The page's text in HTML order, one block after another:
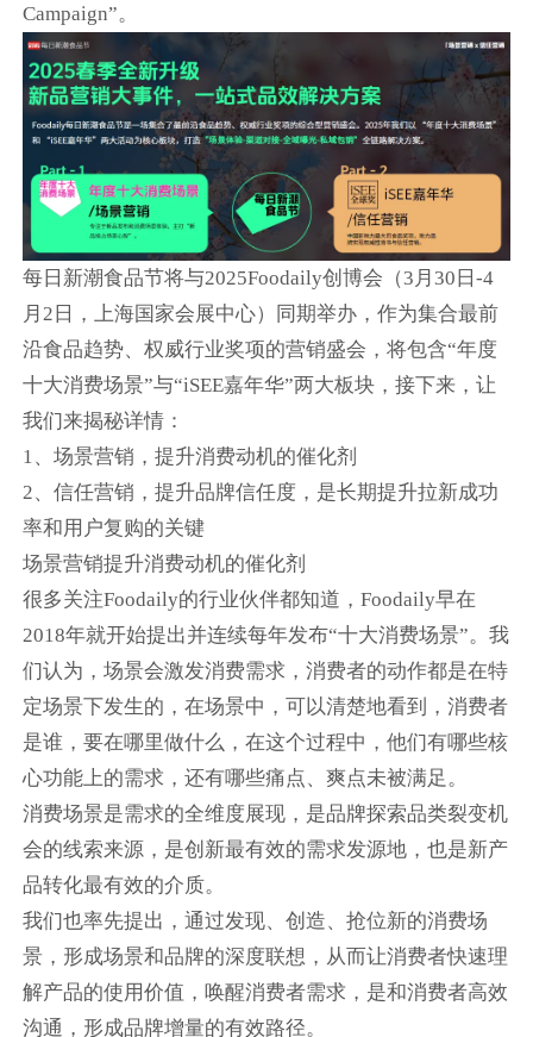
Campaign”。
每日新潮食品节将与2025Foodaily创博会（3月30日-4
月2日，上海国家会展中心）同期举办，作为集合最前
沿食品趋势、权威行业奖项的营销盛会，将包含“年度
十大消费场景”与“iSEE嘉年华”两大板块，接下来，让
我们来揭秘详情：
1、场景营销，提升消费动机的催化剂
2、信任营销，提升品牌信任度，是长期提升拉新成功
率和用户复购的关键
场景营销提升消费动机的催化剂
很多关注Foodaily的行业伙伴都知道，Foodaily早在
2018年就开始提出并连续每年发布“十大消费场景”。我
们认为，场景会激发消费需求，消费者的动作都是在特
定场景下发生的，在场景中，可以清楚地看到，消费者
是谁，要在哪里做什么，在这个过程中，他们有哪些核
心功能上的需求，还有哪些痛点、爽点未被满足。
消费场景是需求的全维度展现，是品牌探索品类裂变机
会的线索来源，是创新最有效的需求发源地，也是新产
品转化最有效的介质。
我们也率先提出，通过发现、创造、抢位新的消费场
景，形成场景和品牌的深度联想，从而让消费者快速理
解产品的使用价值，唤醒消费者需求，是和消费者高效
沟通，形成品牌增量的有效路径。